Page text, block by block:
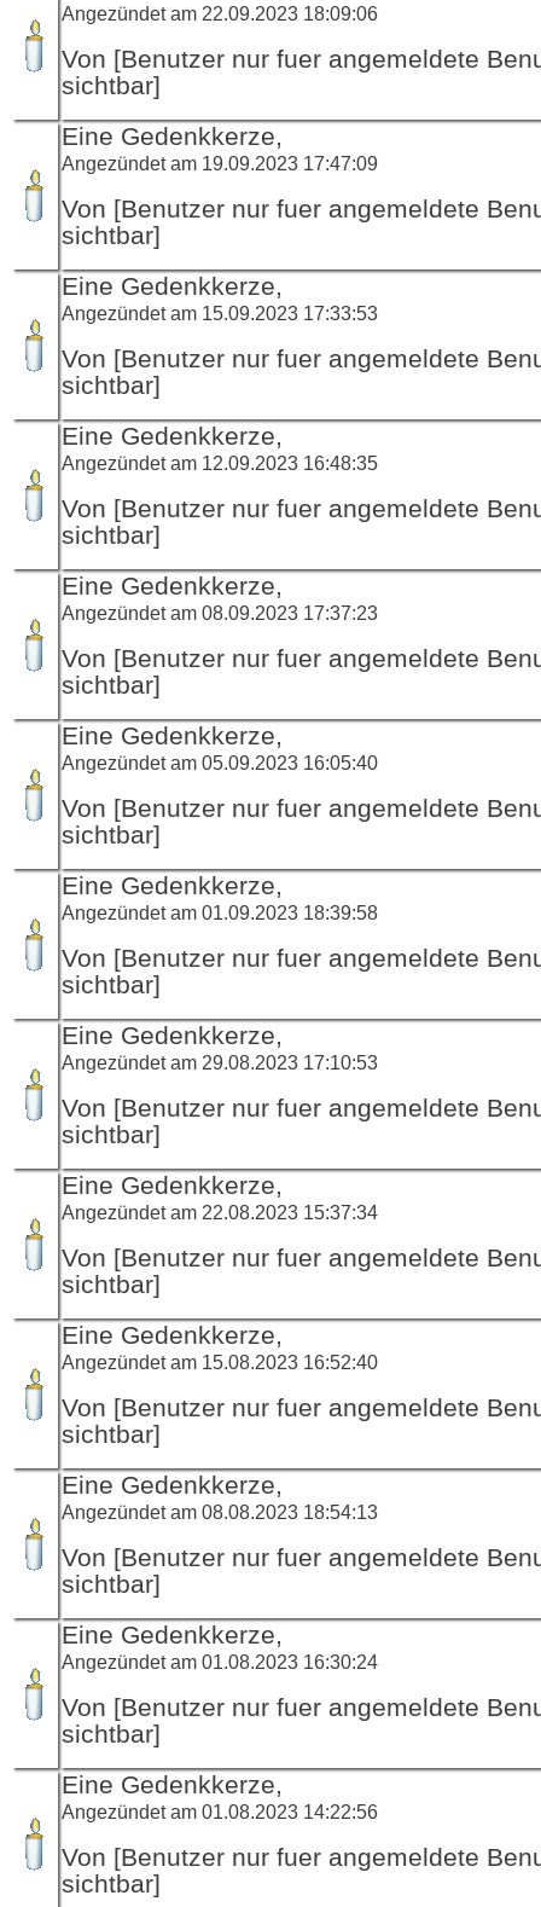
Angezündet am 22.09.2023 18:09:06
Von [Benutzer nur fuer angemeldete
sichtbar]
Eine Gedenkkerze,
Angezündet am 19.09.2023 17:47:09
Von [Benutzer nur fuer angemeldete
sichtbar]
Eine Gedenkkerze,
Angezündet am 15.09.2023 17:33:53
Von [Benutzer nur fuer angemeldete
sichtbar]
Eine Gedenkkerze,
Angezündet am 12.09.2023 16:48:35
Von [Benutzer nur fuer angemeldete
sichtbar]
Eine Gedenkkerze,
Angezündet am 08.09.2023 17:37:23
Von [Benutzer nur fuer angemeldete
sichtbar]
Eine Gedenkkerze,
Angezündet am 05.09.2023 16:05:40
Von [Benutzer nur fuer angemeldete
sichtbar]
Eine Gedenkkerze,
Angezündet am 01.09.2023 18:39:58
Von [Benutzer nur fuer angemeldete
sichtbar]
Eine Gedenkkerze,
Angezündet am 29.08.2023 17:10:53
Von [Benutzer nur fuer angemeldete
sichtbar]
Eine Gedenkkerze,
Angezündet am 22.08.2023 15:37:34
Von [Benutzer nur fuer angemeldete
sichtbar]
Eine Gedenkkerze,
Angezündet am 15.08.2023 16:52:40
Von [Benutzer nur fuer angemeldete
sichtbar]
Eine Gedenkkerze,
Angezündet am 08.08.2023 18:54:13
Von [Benutzer nur fuer angemeldete
sichtbar]
Eine Gedenkkerze,
Angezündet am 01.08.2023 16:30:24
Von [Benutzer nur fuer angemeldete
sichtbar]
Eine Gedenkkerze,
Angezündet am 01.08.2023 14:22:56
Von [Benutzer nur fuer angemeldete
sichtbar]